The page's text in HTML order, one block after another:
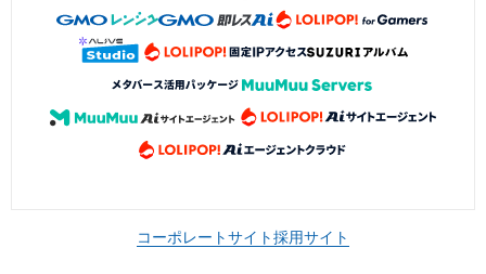
コーポレートサイト採用サイト